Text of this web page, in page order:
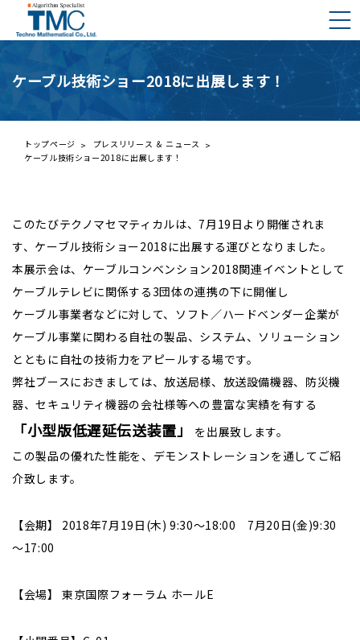
DMNAとは？
ご挨拶
経営理念と行動規範
IRライブラリー
IRカレンダー
株式について
電子公告
決算公告
IRお問合せ
よくあるご質問
ディスクロージャー・ポリシー
ケーブル技術ショー2018に出展します！
トップページ
プレスリリース ＆ ニュース
ケーブル技術ショー2018に出展します！
このたびテクノマセマティカルは、7月19日より開催されま
す、ケーブル技術ショー2018に出展する運びとなりました。
本展示会は、ケーブルコンベンション2018関連イベントとして
ケーブルテレビに関係する3団体の連携の下に開催し
ケーブル事業者などに対して、ソフト／ハードベンダー企業が
ケーブル事業に関わる自社の製品、システム、ソリューション
とともに自社の技術力をアピールする場です。
弊社ブースにおきましては、放送局様、放送設備機器、防災機
器、セキュリティ機器の会社様等への豊富な実績を有する
「小型版低遅延伝送装置」
を出展致します。
この製品の優れた性能を、デモンストレーションを通してご紹
介致します。
【会期】 2018年7月19日(木) 9:30～18:00 7月20日(金)9:30
～17:00
【会場】 東京国際フォーラム ホールE